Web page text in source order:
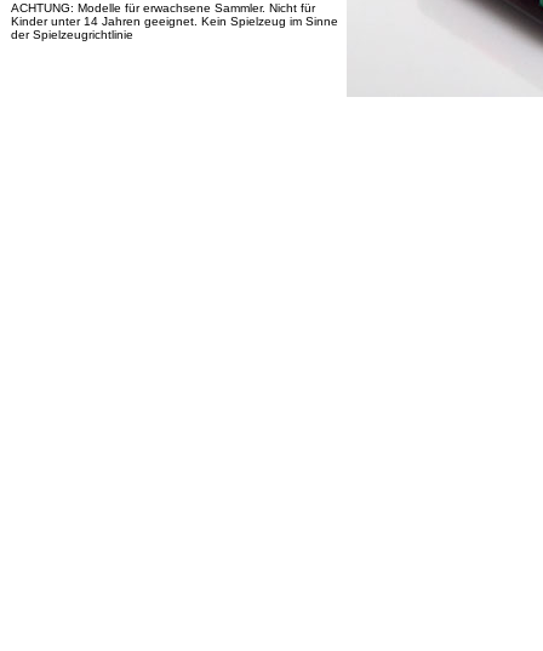
ACHTUNG: Modelle für erwachsene Sammler. Nicht für
Kinder unter 14 Jahren geeignet. Kein Spielzeug im Sinne
der Spielzeugrichtlinie